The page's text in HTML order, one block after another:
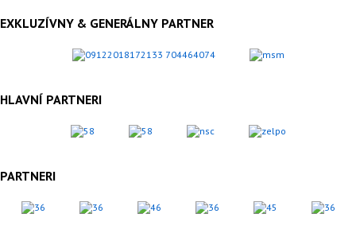
EXKLUZÍVNY & GENERÁLNY PARTNER
HLAVNÍ PARTNERI
PARTNERI